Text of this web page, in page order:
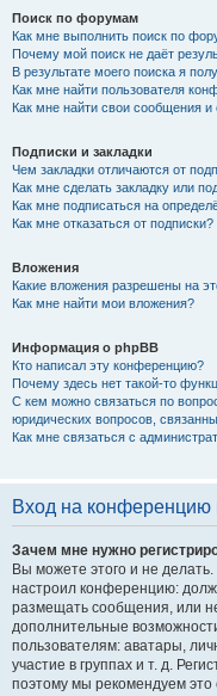
Поиск по форумам
Как мне выполнить поиск по
Почему мой поиск не даёт
В результате моего поиска я
Как мне найти пользователя
Как мне найти свои сообщения
Подписки и закладки
Чем закладки отличаются от
Как мне сделать закладку или
Как мне подписаться на
Как мне отказаться от подписки?
Вложения
Какие вложения разрешены на
Как мне найти мои вложения?
Информация о phpBB
Кто написал эту конференцию?
Почему здесь нет такой-то
С кем можно связаться по
юридических вопросов,
Как мне связаться с
Вход на конференцию
Зачем мне нужно
Вы можете этого и не делать.
настроил конференцию:
размещать сообщения, или
дополнительные
пользователям: аватары,
участие в группах и т. д.
поэтому мы рекомендуем это